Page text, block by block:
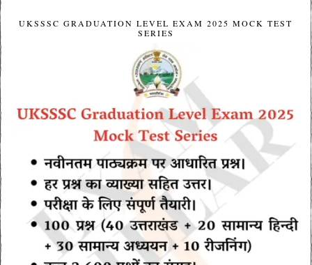
UKSSSC GRADUATION LEVEL EXAM 2025 MOCK TEST
SERIES